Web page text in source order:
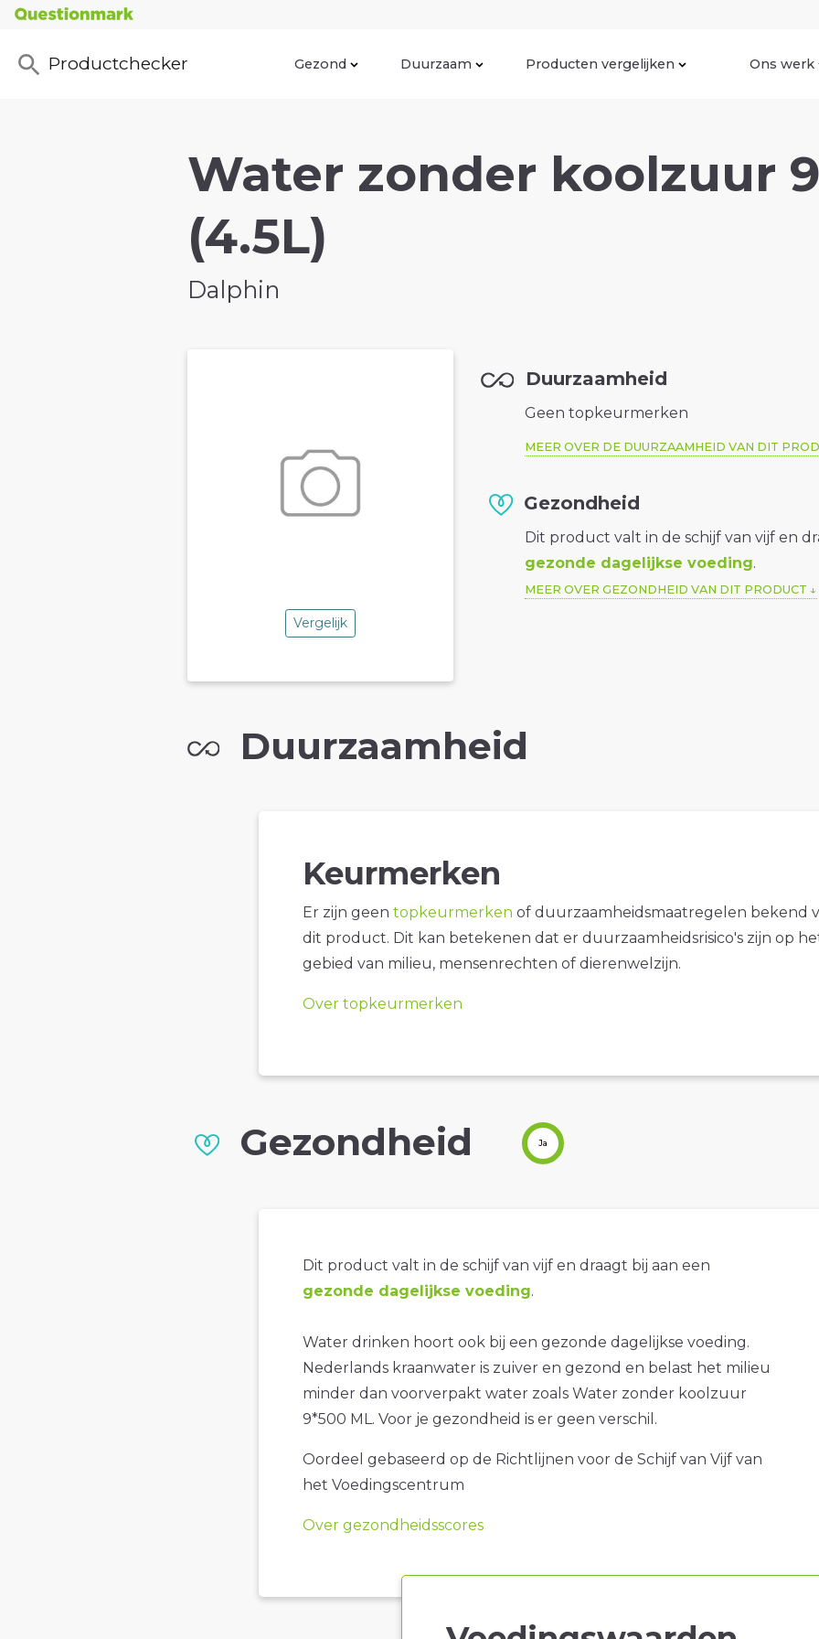
Productchecker Gezond Duurzaam Producten vergelijken Ons werk
Water zonder koolzuur
(4.5L)
Dalphin
Vergelijk
Duurzaamheid
Geen topkeurmerken
MEER OVER DE DUURZAAMHEID VAN DIT
Gezondheid
Dit product valt in de schijf van vijf en
gezonde dagelijkse voeding.
MEER OVER GEZONDHEID VAN DIT PRODUCT
Duurzaamheid
Keurmerken
Er zijn geen topkeurmerken of duurzaamheidsmaatregelen bekend
dit product. Dit kan betekenen dat er duurzaamheidsrisico's zijn op
gebied van milieu, mensenrechten of dierenwelzijn.
Over topkeurmerken
Gezondheid Ja
Dit product valt in de schijf van vijf en draagt bij aan een
gezonde dagelijkse voeding.
Water drinken hoort ook bij een gezonde dagelijkse voeding.
Nederlands kraanwater is zuiver en gezond en belast het milieu
minder dan voorverpakt water zoals Water zonder koolzuur
9*500 ML. Voor je gezondheid is er geen verschil.
Oordeel gebaseerd op de Richtlijnen voor de Schijf van Vijf van
het Voedingscentrum
Over gezondheidsscores